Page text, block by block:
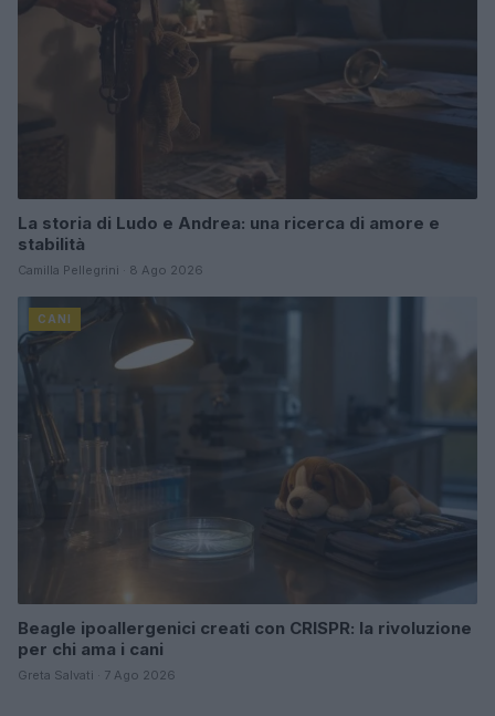
La storia di Ludo e Andrea: una ricerca di amore e
stabilità
Camilla Pellegrini · 8 Ago 2026
CANI
Beagle ipoallergenici creati con CRISPR: la rivoluzione
per chi ama i cani
Greta Salvati · 7 Ago 2026